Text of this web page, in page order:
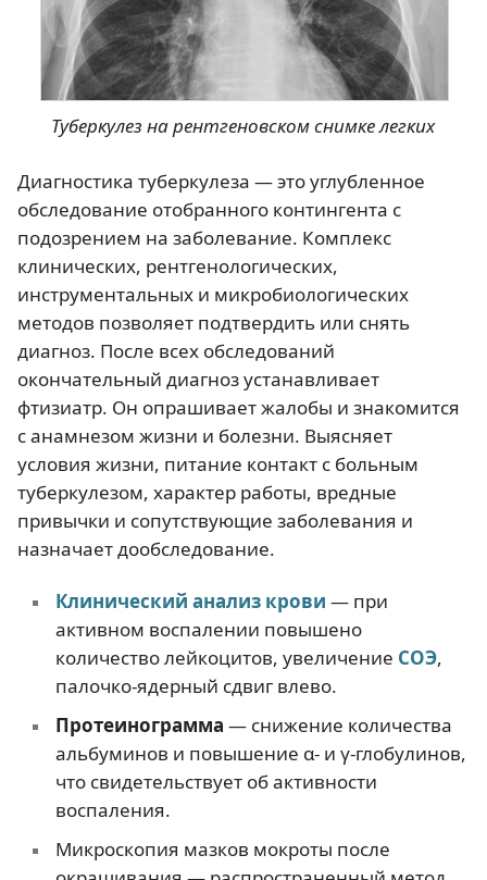
Туберкулез на рентгеновском снимке легких
Диагностика туберкулеза — это углубленное
обследование отобранного контингента с
подозрением на заболевание. Комплекс
клинических, рентгенологических,
инструментальных и микробиологических
методов позволяет подтвердить или снять
диагноз. После всех обследований
окончательный диагноз устанавливает
фтизиатр. Он опрашивает жалобы и знакомится
с анамнезом жизни и болезни. Выясняет
условия жизни, питание контакт с больным
туберкулезом, характер работы, вредные
привычки и сопутствующие заболевания и
назначает дообследование.
Клинический анализ крови — при
активном воспалении повышено
количество лейкоцитов, увеличение СОЭ,
палочко-ядерный сдвиг влево.
Протеинограмма — снижение количества
альбуминов и повышение α- и γ-глобулинов,
что свидетельствует об активности
воспаления.
Микроскопия мазков мокроты после